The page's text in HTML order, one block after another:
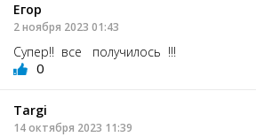
Егор
2 ноября 2023 01:43
Супер!! все получилось !!!
0
Targi
14 октября 2023 11:39